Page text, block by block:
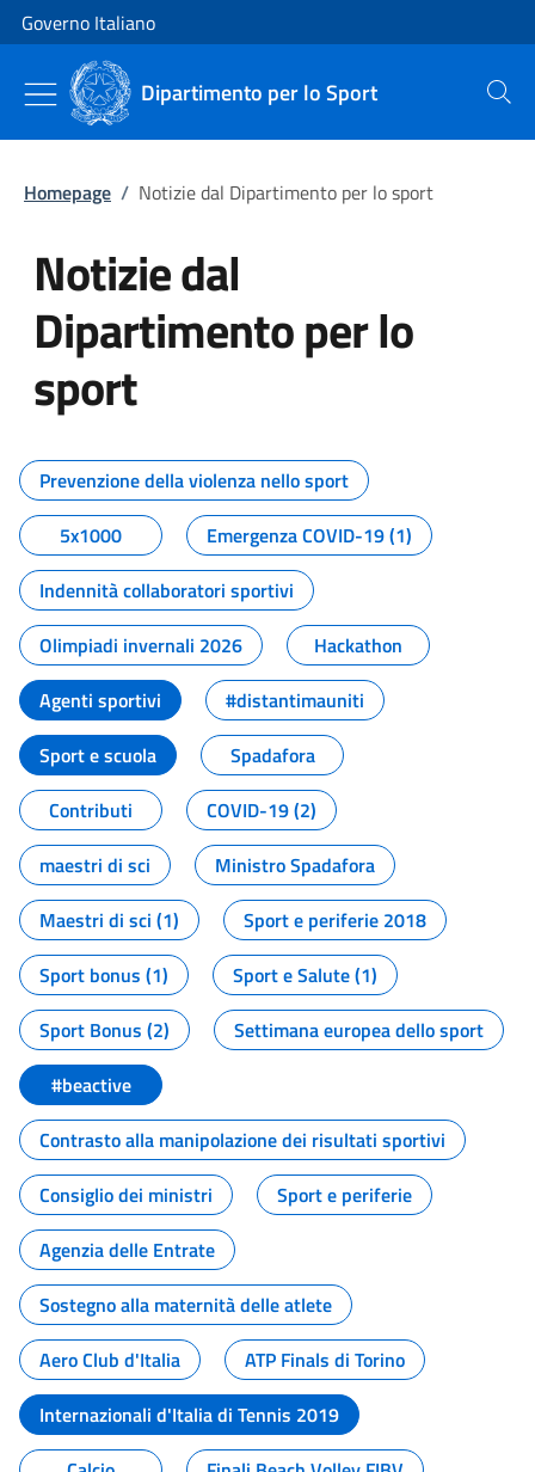
Vai al contenuto
Vai alla navigazione del sito
Governo Italiano
Dipartimento per lo Sport Cerca
Homepage / Notizie dal Dipartimento per lo sport
Notizie dal
Dipartimento per lo
sport
Tutti i contenuti della pagina
Prevenzione della violenza nello sport
5x1000
Emergenza COVID-19 (1)
Indennità collaboratori sportivi
Olimpiadi invernali 2026
Hackathon
Agenti sportivi
#distantimauniti
Sport e scuola
Spadafora
Contributi
COVID-19 (2)
maestri di sci
Ministro Spadafora
Maestri di sci (1)
Sport e periferie 2018
Sport bonus (1)
Sport e Salute (1)
Sport Bonus (2)
Settimana europea dello sport
#beactive
Contrasto alla manipolazione dei risultati sportivi
Consiglio dei ministri
Sport e periferie
Agenzia delle Entrate
Sostegno alla maternità delle atlete
Aero Club d'Italia
ATP Finals di Torino
Internazionali d'Italia di Tennis 2019